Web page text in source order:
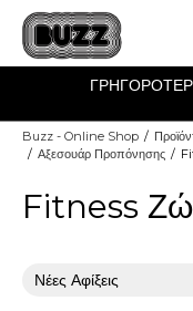
Buzz - Online Shop
Αξεσουάρ Προπόνησης
Fitness